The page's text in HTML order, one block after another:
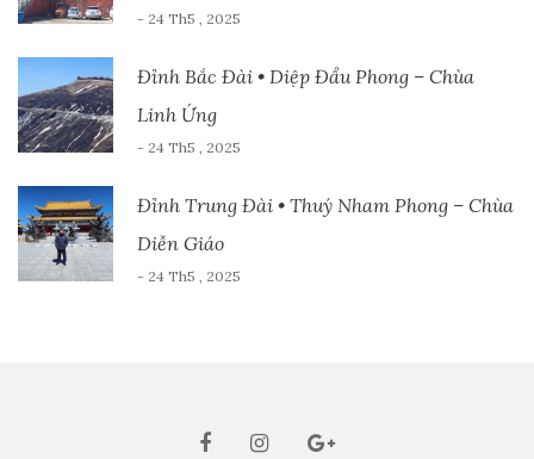
- 24 Th5 , 2025
Đỉnh Bắc Đài • Diệp Đẩu Phong – Chùa
Linh Ứng
- 24 Th5 , 2025
Đỉnh Trung Đài • Thuý Nham Phong – Chùa
Diễn Giáo
- 24 Th5 , 2025